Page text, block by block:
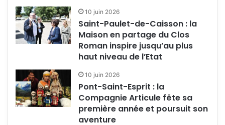
10 juin 2026
Saint-Paulet-de-Caisson : la
Maison en partage du Clos
Roman inspire jusqu’au plus
haut niveau de l’Etat
10 juin 2026
Pont-Saint-Esprit : la
Compagnie Articule fête sa
première année et poursuit son
aventure